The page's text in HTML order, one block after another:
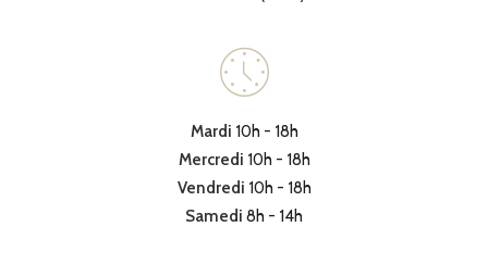
Mardi 10h - 18h
Mercredi 10h - 18h
Vendredi 10h - 18h
Samedi 8h - 14h